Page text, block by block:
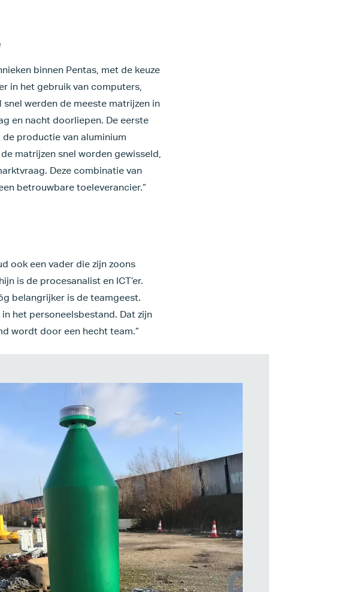
binnen Pentas, met de keuze
in het gebruik van computers,
werden de meeste matrijzen in
en nacht doorliepen. De eerste
productie van aluminium
matrijzen snel worden gewisseld,
Deze combinatie van
betrouwbare toeleverancier.”
ook een vader die zijn zoons
is de procesanalist en ICT’er.
belangrijker is de teamgeest.
het personeelsbestand. Dat zijn
wordt door een hecht team.”